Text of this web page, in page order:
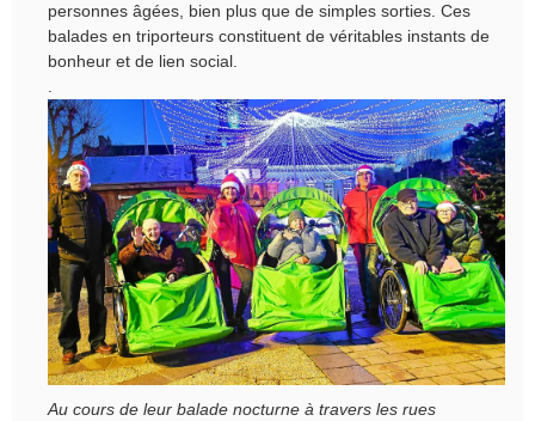
personnes âgées, bien plus que de simples sorties. Ces
balades en triporteurs constituent de véritables instants de
bonheur et de lien social.
Au cours de leur balade nocturne à travers les rues